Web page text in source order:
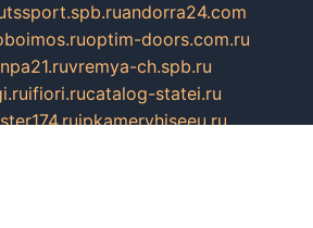
tssport.spb.ruandorra24.com
optim-doors.com.ru
npa21.ruvremya-ch.spb.ru
ifiori.rucatalog-statei.ru
ipkameryhiseeu.ru